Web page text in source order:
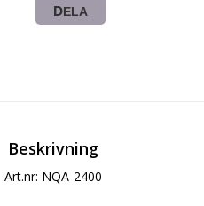
DELA
Beskrivning
Art.nr: NQA-2400